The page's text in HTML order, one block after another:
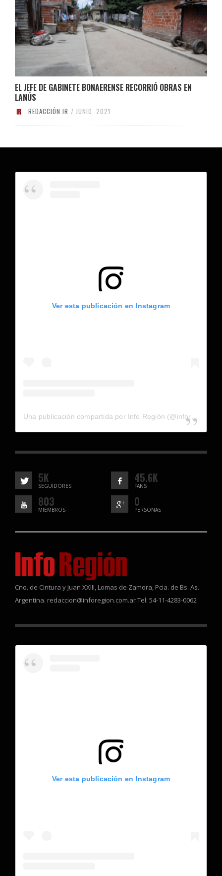
EL JEFE DE GABINETE BONAERENSE RECORRIÓ OBRAS EN
LANÚS
REDACCIÓN IR 7 JUNIO, 2021
Ver esta publicación en Instagram
5K
SEGUIDORES
45.6K
FANS
803
MIEMBROS
0
PERSONAS
Cno. de Cintura y Juan XXIII, Lomas de Zamora, Pcia. de Bs. As.
Argentina. redaccion@inforegion.com.ar Tel: 54-11-4283-0062
Ver esta publicación en Instagram